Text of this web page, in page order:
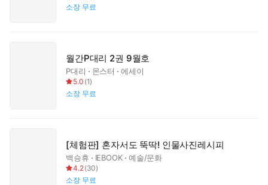
소장 무료
월간P대리 2권 9월호
P대리 몬스터 에세이
5.0 (1)
소장 무료
[체험판] 혼자서도 뚝딱! 인물사진레시피
백승휴 IEBOOK 예술/문화
4.2(30)
소장 무료